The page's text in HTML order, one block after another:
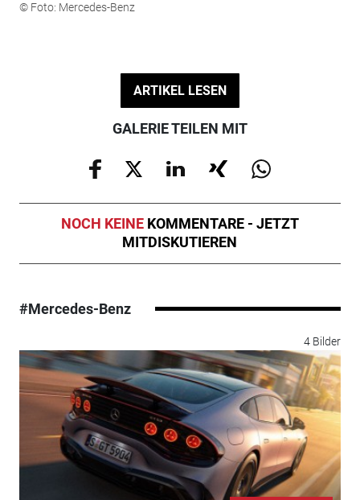
© Foto: Mercedes-Benz
ARTIKEL LESEN
GALERIE TEILEN MIT
NOCH KEINE KOMMENTARE - JETZT
MITDISKUTIEREN
#Mercedes-Benz
4 Bilder